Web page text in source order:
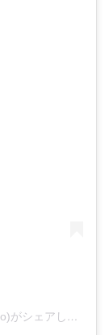
日本紐釦貿易株式会社(@chuko_chuko_chuko)がシェアした投稿